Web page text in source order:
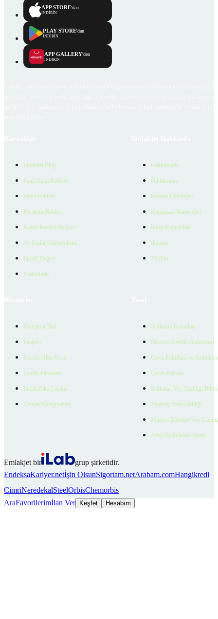
APP STORE'dan
İNDİRİN
PLAY STORE'dan
İNDİRİN
APP GALLERY'den
İNDİRİN
Emlakjet Blog
Satın Alma Rehberi
Satıcı Rehberi
Kiralama Rehberi
Konut Kredisi Rehberi
Ne Kadar Ödeyebilirim
Emlak Değeri
Verilerimiz
Hakkımızda
Ödüllerimiz
Reklam Çözümleri
Kurumsal Materyaller
İnsan Kaynakları
İletişim
Yardım
Danışman Bul
Projeler
Ücretsiz İlan Verin
Üyelik Paketleri
EmlakZeka Asistan
Uzman Danışmanlar
Kullanım Koşulları
Bireysel Üyelik Sözleşmesi
Çerez Politikası ve
Çerez Ayarları
Kullanıcı Veri Gizliliği
Ziyaretçi Veri Gizliliği
Müşteri Yetkilisi Veri
Aday Aydınlatma Metni
Emlakjet bir
grup şirketidir.
EndeksaKariyer.netİşin OlsunSigortam.netArabam.comHangikredi
CimriNeredekalSteelOrbisChemorbis
AraFavorilerimİlan Ver Keşfet Hesabım